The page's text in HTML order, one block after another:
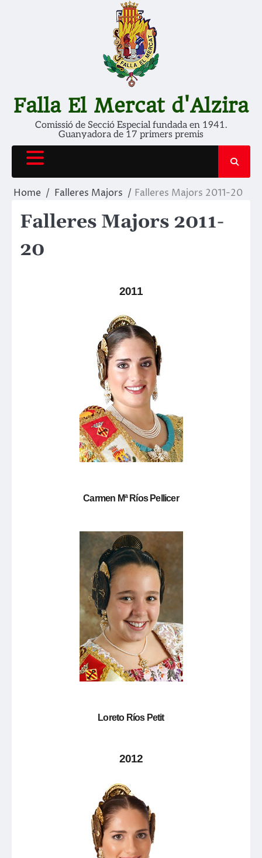
Falla El Mercat d'Alzira
Comissió de Secció Especial fundada en 1941.
Guanyadora de 17 primers premis
Home Falleres Majors Falleres Majors 2011-20
Falleres Majors 2011-
20
2011
Carmen Mª Ríos Pellicer
Loreto Ríos Petit
2012